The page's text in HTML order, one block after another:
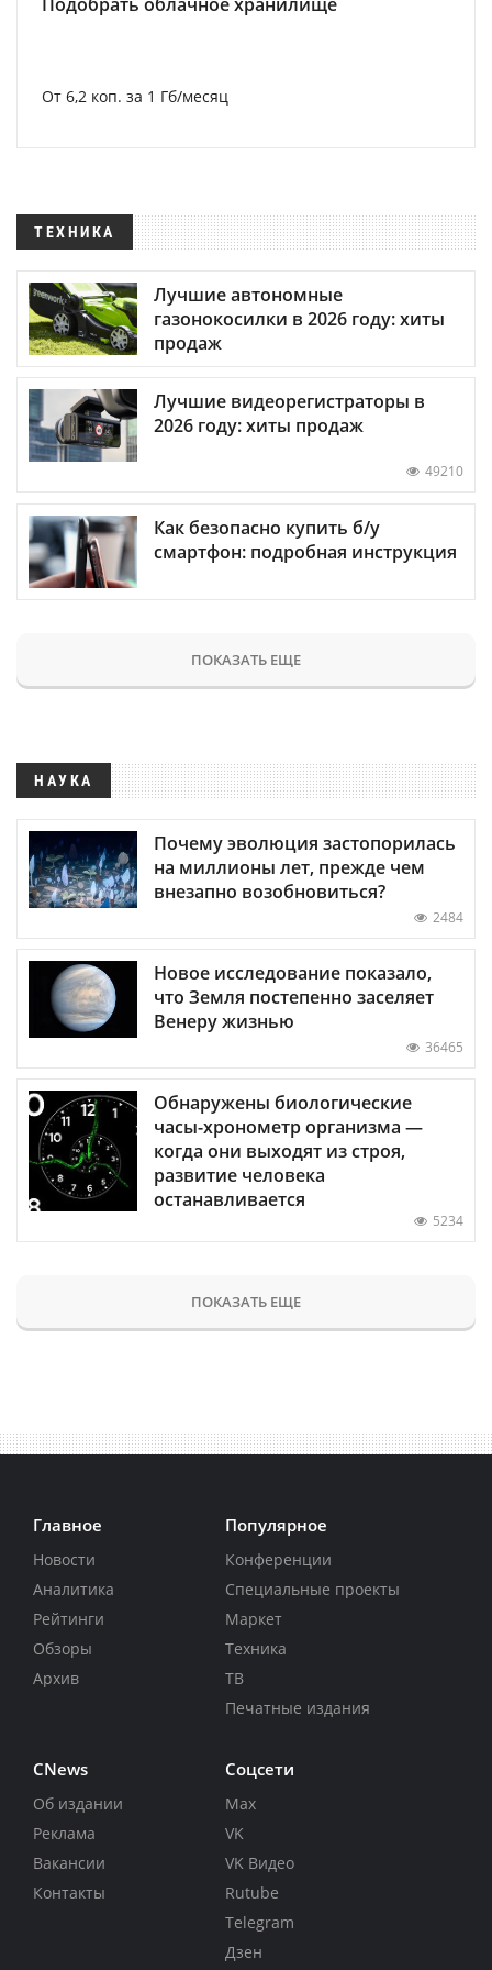
От 6,2 коп. за 1 Гб/месяц
ТЕХНИКА
Лучшие автономные
газонокосилки в 2026 году: хиты
продаж
Лучшие видеорегистраторы в
2026 году: хиты продаж
49210
Как безопасно купить б/у
смартфон: подробная инструкция
ПОКАЗАТЬ ЕЩЕ
НАУКА
Почему эволюция застопорилась
на миллионы лет, прежде чем
внезапно возобновиться?
2484
Новое исследование показало,
что Земля постепенно заселяет
Венеру жизнью
36465
Обнаружены биологические
часы-хронометр организма —
когда они выходят из строя,
развитие человека
останавливается
5234
ПОКАЗАТЬ ЕЩЕ
Главное
Новости
Аналитика
Рейтинги
Обзоры
Архив
Популярное
Конференции
Специальные проекты
Маркет
Техника
ТВ
Печатные издания
CNews
Об издании
Реклама
Вакансии
Контакты
Соцсети
Max
VK
VK Видео
Rutube
Telegram
Дзен